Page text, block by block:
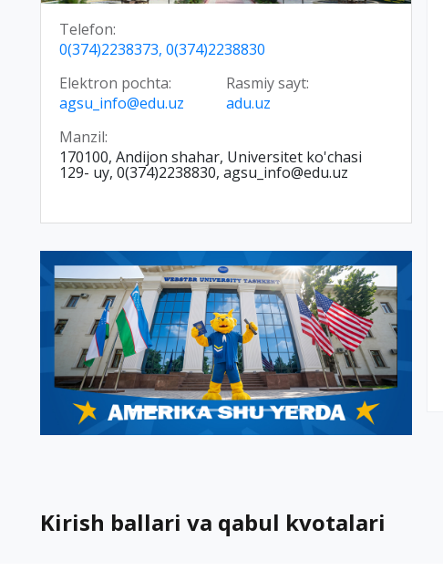
Telefon:
0(374)2238373, 0(374)2238830
Elektron pochta:
agsu_info@edu.uz
Rasmiy sayt:
adu.uz
Manzil:
170100, Andijon shahar, Universitet ko'chasi
129- uy, 0(374)2238830, agsu_info@edu.uz
Kirish ballari va qabul kvotalari